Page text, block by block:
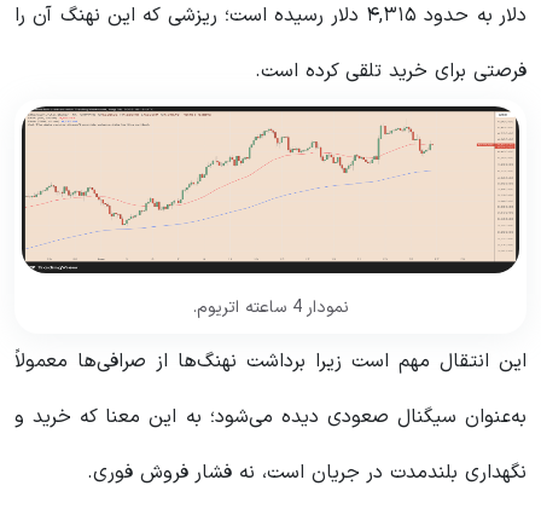
دلار به حدود ۴,۳۱۵ دلار رسیده است؛ ریزشی که این نهنگ آن را
فرصتی برای خرید تلقی کرده است.
نمودار 4 ساعته اتریوم.
این انتقال مهم است زیرا برداشت نهنگ‌ها از صرافی‌ها معمولاً
به‌عنوان سیگنال صعودی دیده می‌شود؛ به این معنا که خرید و
نگهداری بلندمدت در جریان است، نه فشار فروش فوری.